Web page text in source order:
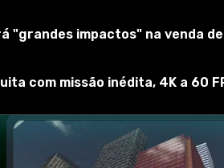
e ladrões de pedra (devido
"grandes impactos" na venda
com missão inédita, 4K a 60